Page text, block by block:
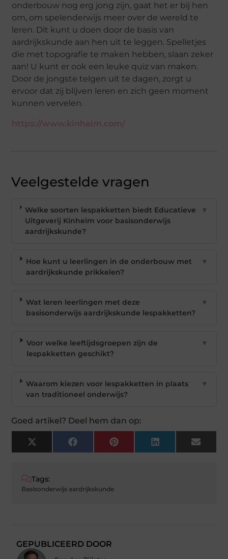
onderbouw nog erg jong zijn, gaat het er bij hen
om, om spelenderwijs meer over de wereld te
leren. Dit kunt u doen door de basis van
aardrijkskunde aan hen uit te leggen. Spelletjes
die met topografie te maken hebben, slaan zeker
aan! U kunt er ook een leuke quiz van maken.
Door de jongste telgen uit te dagen, zorgt u
ervoor dat zij blijven leren en zich geen moment
kunnen vervelen.
https://www.kinheim.com/
Veelgestelde vragen
Welke soorten lespakketten biedt Educatieve
Uitgeverij Kinheim voor basisonderwijs
aardrijkskunde?
▼
Hoe kunt u leerlingen in de onderbouw met
aardrijkskunde prikkelen?
▼
Wat leren leerlingen met deze
basisonderwijs aardrijkskunde lespakketten?
▼
Voor welke leeftijdsgroepen zijn de
lespakketten geschikt?
▼
Waarom kiezen voor lespakketten in plaats
van traditioneel onderwijs?
▼
Goed artikel? Deel hem dan op:
X
(Twitter)
Facebook Pinterest LinkedIn Email
Tags:
Basisonderwijs aardrijkskunde
GEPUBLICEERD DOOR